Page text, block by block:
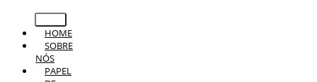
HOME
SOBRE
NÓS
PAPEL